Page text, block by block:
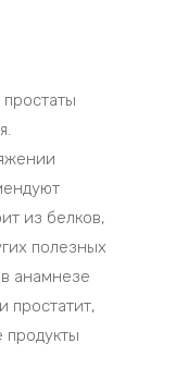
из белков,
полезных
анамнезе
простатит,
продукты